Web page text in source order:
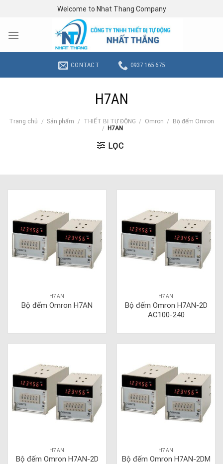
content
Welcome to Nhat Thang Company
CONTACT 0937 165 675
H7AN
Trang chủ / Sản phẩm / THIẾT BỊ TỰ ĐỘNG / Omron /
Bộ đếm Omron
/
H7AN
LỌC
H7AN
Bộ đếm Omron H7AN
H7AN
Bộ đếm Omron H7AN-2D
AC100-240
H7AN
Bộ đếm Omron H7AN-2D
H7AN
Bộ đếm Omron H7AN-2DM